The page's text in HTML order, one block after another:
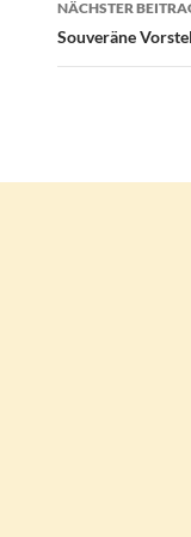
NÄCHSTER
Souveräne